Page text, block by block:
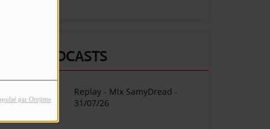
par Orejime
NOS PODCASTS
Replay - Mix SamyDread -
31/07/26